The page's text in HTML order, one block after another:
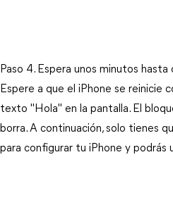
Paso 4. Espera unos minutos
Espere a que el iPhone se reinicie
texto "Hola" en la pantalla. El
borra. A continuación, solo tienes
para configurar tu iPhone y podrás